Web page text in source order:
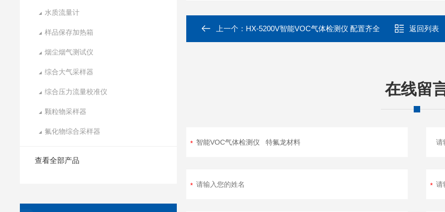
水质流量计
样品保存加热箱
烟尘烟气测试仪
综合大气采样器
综合压力流量校准仪
颗粒物采样器
氟化物综合采样器
查看全部产品
上一个： HX-5200V智能VOC气体检测仪 配置齐全 返回列表
在线留